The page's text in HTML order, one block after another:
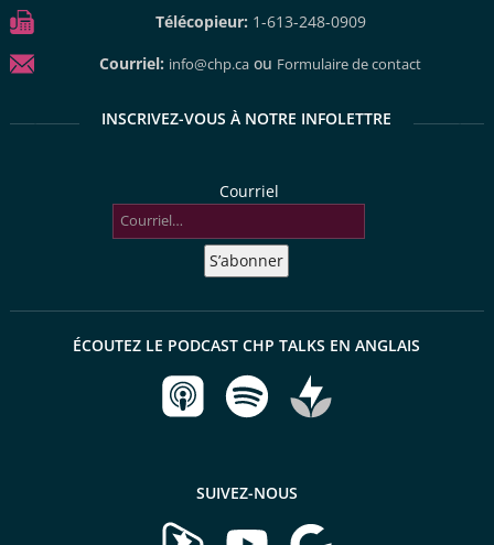
Télécopieur: 1-613-248-0909
Courriel: info@chp.ca ou Formulaire de contact
INSCRIVEZ-VOUS À NOTRE INFOLETTRE
Courriel
S’abonner
ÉCOUTEZ LE PODCAST CHP TALKS EN ANGLAIS
SUIVEZ-NOUS